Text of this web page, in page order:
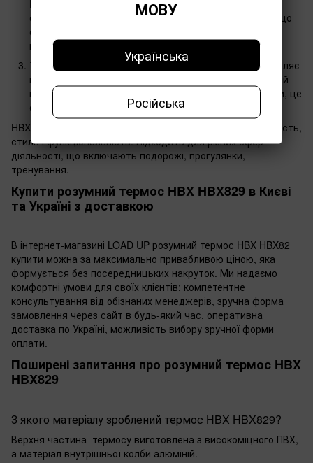
HBX HBX829 чудовим вибором для активного
способу життя. Корпус з ПВХ запобігає протіканню, що
особливо важливо під час активних прогулянок, їзді
на велосипеді або бігу.
Термос для подорожі:Компактність термосу дозволяє
взяти в машину, до потягу, тощо. Завдяки алюмінієвій
колбі, ваші напої завжди будуть залишатися теплими, це
особливо важливо для дітей.
HBX HBX829 - це ідеальний варіант для тих, хто цінує якість,
стиль і функціональність. Підходить для різних сфер
діяльності, що включають подорожі, прогулянки,
тренування.
Купити розумний термос HBX HBX829 в Києві
та Україні з доставкою
В інтернет-магазині LOAD UP розумний термос HBX HBX82
купити можна за максимально привабливою ціною, яка
формується без посередницьких накруток. Ми надаємо
комфортні умови для своїх клієнтів: компетентне
консультування від обізнаних менеджерів, зручна форма
замовлення через сайт в будь-який час, оперативна
доставка по Україні, можливість вибору зручної форми
оплати.
Поширені запитання про розумний термос HBX
HBX829
З якого матеріалу зроблений термос HBX HBX829?
Верхня частина термосу виготовлена з високоміцного ПВХ,
а матеріал внутрішньої колби алюміній.
МОВУ
Українська
Російська